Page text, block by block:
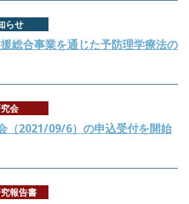
らせ
総合事業を通じた予防理学療法の
会
（2021/09/6）の申込受付を開始
報告書